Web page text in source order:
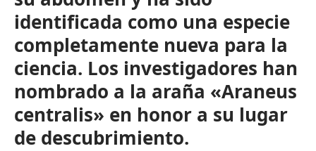
identificada como una especie
completamente nueva para la
ciencia. Los investigadores han
nombrado a la araña «Araneus
centralis» en honor a su lugar
de descubrimiento.